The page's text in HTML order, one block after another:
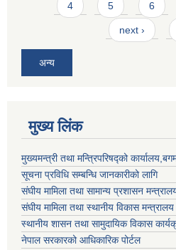
4 5 6
next ›
अन्य
मुख्य लिंक
मुख्यमन्त्री तथा मन्त्रिपरिषद्को
सूचना प्रविधि सम्बन्धि जानकारीको लागि
संघीय मामिला तथा सामान्य प्रशासन
संघीय मामिला तथा स्थानीय विकास मन्त्रालय
स्थानीय शासन तथा सामुदायिक विकास
नेपाल सरकारको आधिकारिक पोर्टल